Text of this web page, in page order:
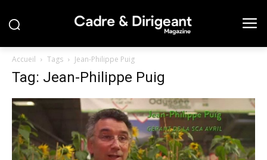
Accueil Tags Jean-Philippe Puig
Tag: Jean-Philippe Puig